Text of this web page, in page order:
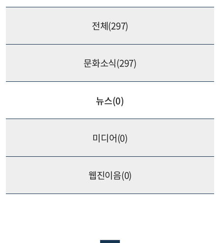
전체(297)
문화소식(297)
뉴스(0)
미디어(0)
웹진이음(0)